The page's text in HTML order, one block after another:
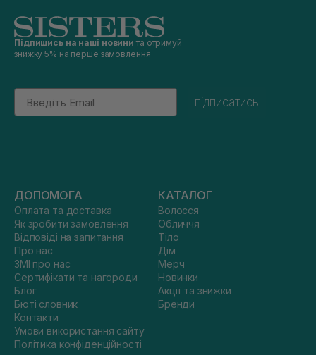
Підпишись на наші новини та отримуй
знижку 5% на перше замовлення
Email
підписатись
ДОПОМОГА
Оплата та доставка
Як зробити замовлення
Відповіді на запитання
Про нас
ЗМІ про нас
Сертифікати та нагороди
Блог
Бюті словник
Контакти
Умови використання сайту
Політика конфіденційності
КАТАЛОГ
Волосся
Обличчя
Тіло
Дім
Мерч
Новинки
Акції та знижки
Бренди